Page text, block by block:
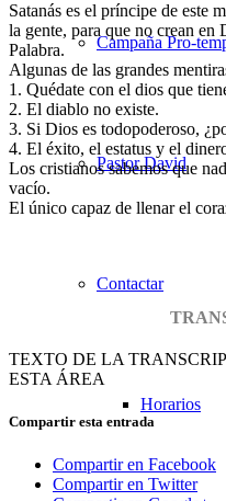
Campaña Pro-
Pastor David
Contactar
Horarios
Satanás es el príncipe de este
la gente, para que no crean en
Palabra.
Algunas de las grandes
1. Quédate con el dios que
2. El diablo no existe.
3. Si Dios es todopoderoso,
4. El éxito, el estatus y el
Los cristianos sabemos que
vacío.
El único capaz de llenar el
TEXTO DE LA
ESTA ÁREA
Compartir esta entrada
Compartir en Facebook
Compartir en Twitter